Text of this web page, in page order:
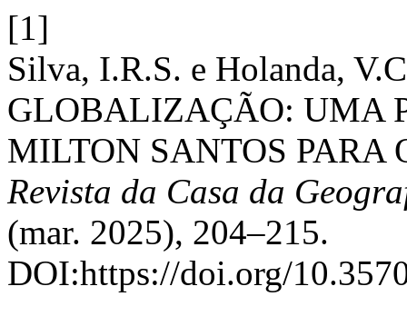
[1]
Silva, I.R.S. e Holanda,
GLOBALIZAÇÃO: UMA
MILTON SANTOS PARA
Revista da Casa da
(mar. 2025), 204–215.
DOI:https://doi.org/